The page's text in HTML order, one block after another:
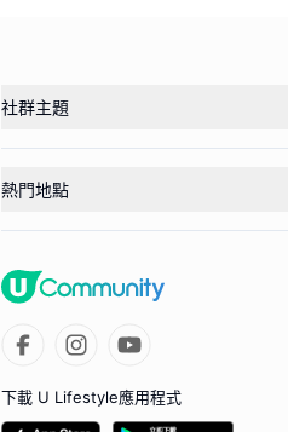
社群主題
熱門地點
下載 U Lifestyle應用程式